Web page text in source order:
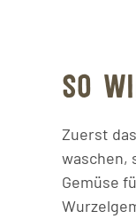
SO
Zuerst
waschen,
Gemüse